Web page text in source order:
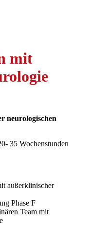
mit
neurologischen
35 Wochenstunden
außerklinischer
Phase F
Team mit